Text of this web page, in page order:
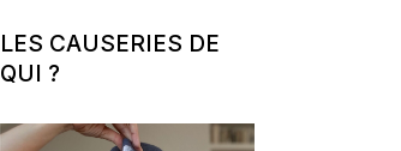
LES CAUSERIES DE
QUI ?